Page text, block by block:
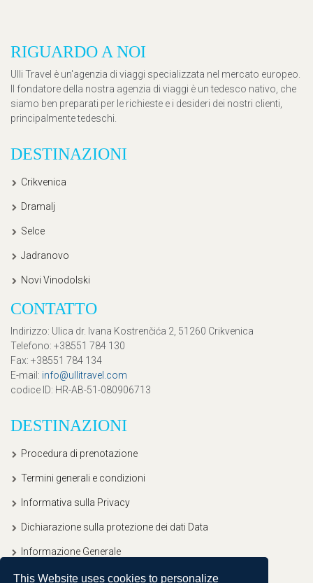
This Website uses cookies to personalize
RIGUARDO A NOI
Ulli Travel è un'agenzia di viaggi specializzata nel mercato europeo.
Il fondatore della nostra agenzia di viaggi è un tedesco nativo, che
siamo ben preparati per le richieste e i desideri dei nostri clienti,
principalmente tedeschi.
DESTINAZIONI
Crikvenica
Dramalj
Selce
Jadranovo
Novi Vinodolski
CONTATTO
Indirizzo: Ulica dr. Ivana Kostrenčića 2, 51260 Crikvenica
Telefono: +38551 784 130
Fax: +38551 784 134
E-mail : info@ullitravel.com
codice ID: HR-AB-51-080906713
DESTINAZIONI
Procedura di prenotazione
Termini generali e condizioni
Informativa sulla Privacy
Dichiarazione sulla protezione dei dati Data
Informazione Generale